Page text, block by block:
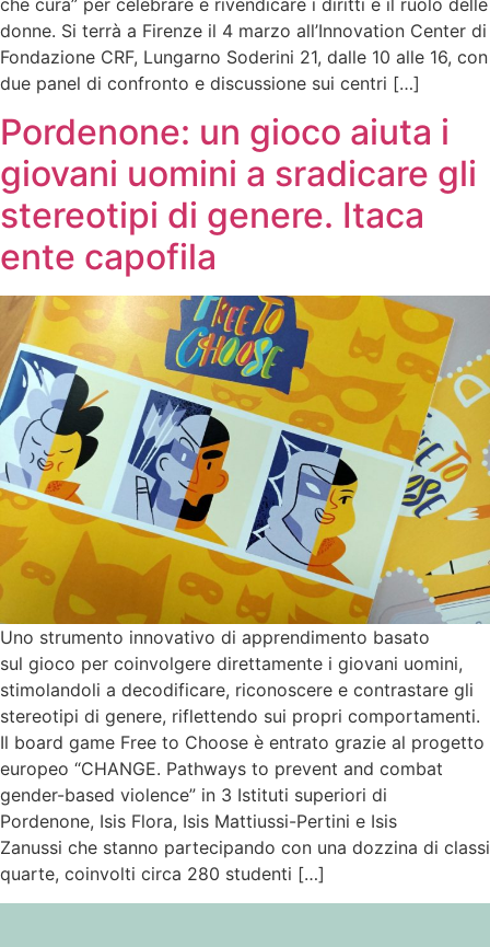
donne. Si terrà a Firenze il 4 marzo all’Innovation Center di
Fondazione CRF, Lungarno Soderini 21, dalle 10 alle 16, con
due panel di confronto e discussione sui centri […]
Pordenone: un gioco aiuta i
giovani uomini a sradicare gli
stereotipi di genere. Itaca
ente capofila
Uno strumento innovativo di apprendimento basato
sul gioco per coinvolgere direttamente i giovani uomini,
stimolandoli a decodificare, riconoscere e contrastare gli
stereotipi di genere, riflettendo sui propri comportamenti.
Il board game Free to Choose è entrato grazie al progetto
europeo “CHANGE. Pathways to prevent and combat
gender-based violence” in 3 Istituti superiori di
Pordenone, Isis Flora, Isis Mattiussi-Pertini e Isis
Zanussi che stanno partecipando con una dozzina di classi
quarte, coinvolti circa 280 studenti […]